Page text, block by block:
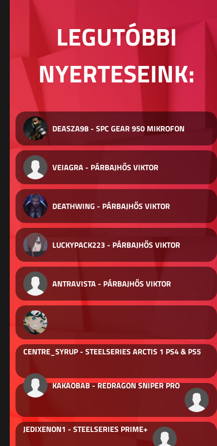
LEGUTÓBBI
NYERTESEINK:
DEASZA98 - SPC GEAR 950 MIKROFON
VEIAGRA - PÁRBAJHŐS VIKTOR
DEATHWING - PÁRBAJHŐS VIKTOR
LUCKYPACK223 - PÁRBAJHŐS VIKTOR
ANTRAVISTA - PÁRBAJHŐS VIKTOR
CENTRE_SYRUP - STEELSERIES ARCTIS 1 PS4 & PS5
KAKAOBAB - REDRAGON SNIPER PRO
JEDIXENON1 - STEELSERIES PRIME+